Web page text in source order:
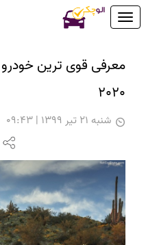
Toggle
معرفی قوی ترین
2020
شنبه 21 تیر 1399 | 09:43